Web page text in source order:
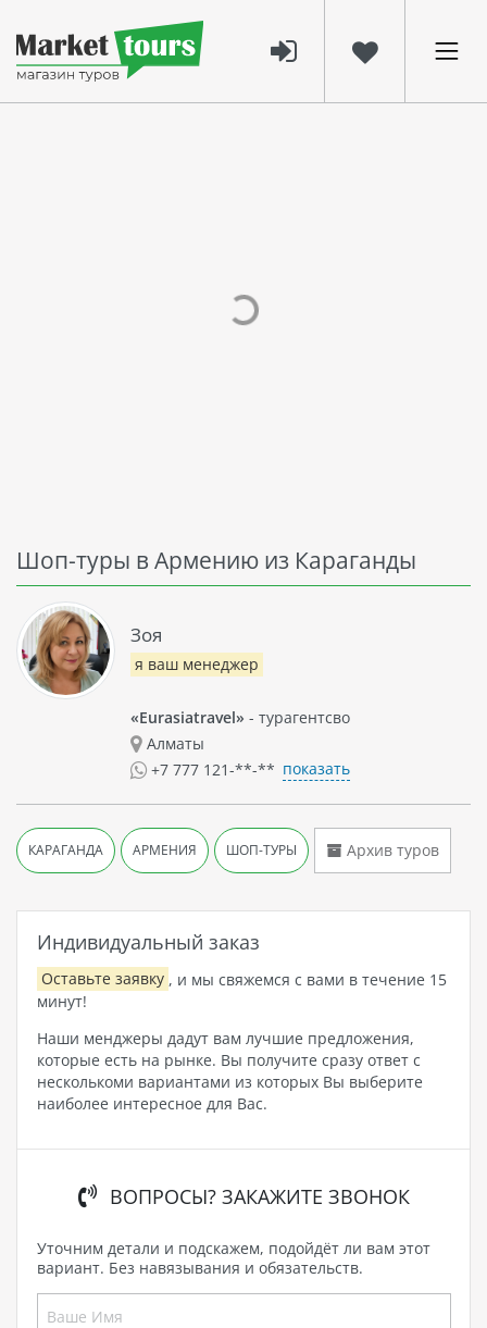
Шоп-туры в Армению из Караганды
Индивидуальный заказ
Оставьте заявку , и мы свяжемся с вами в течение 15
минут!
Наши менджеры дадут вам лучшие предложения,
которые есть на рынке. Вы получите сразу ответ с
несколькоми вариантами из которых Вы выберите
наиболее интересное для Вас.
ВОПРОСЫ? ЗАКАЖИТЕ ЗВОНОК
Уточним детали и подскажем, подойдёт ли вам этот
вариант. Без навязывания и обязательств.
Зоя
я ваш менеджер
«Eurasiatravel» - турагентсво
Алматы
+7 777 121-**-** показать
КАРАГАНДА АРМЕНИЯ ШОП-ТУРЫ Архив туров